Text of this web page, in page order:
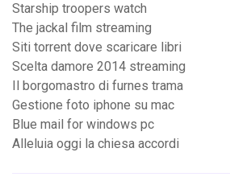
Starship troopers watch
The jackal film streaming
Siti torrent dove scaricare libri
Scelta damore 2014 streaming
Il borgomastro di furnes trama
Gestione foto iphone su mac
Blue mail for windows pc
Alleluia oggi la chiesa accordi